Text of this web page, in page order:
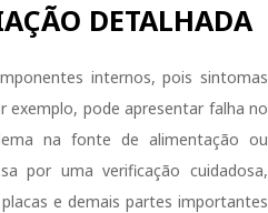
DETALHADA
internos, pois sintomas
exemplo, pode apresentar falha no
na fonte de alimentação ou
por uma verificação cuidadosa,
e demais partes importantes